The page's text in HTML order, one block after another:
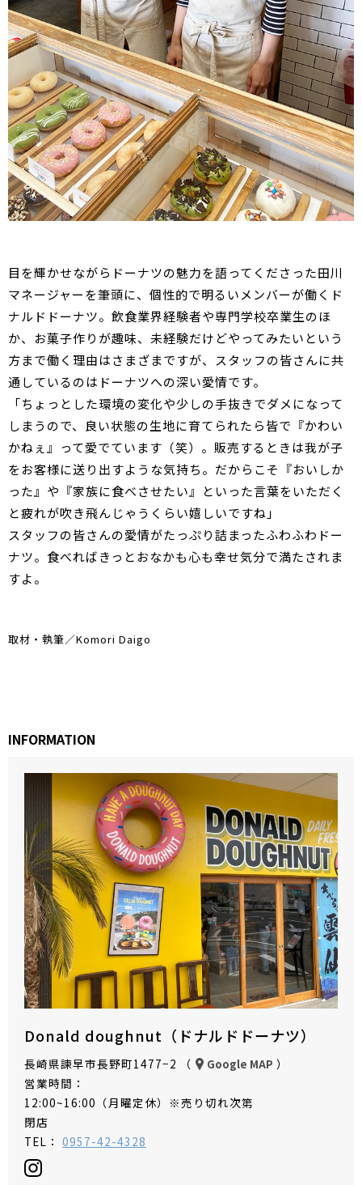
目を輝かせながらドーナツの魅力を語ってくださった田川
マネージャーを筆頭に、個性的で明るいメンバーが働くド
ナルドドーナツ。飲食業界経験者や専門学校卒業生のほ
か、お菓子作りが趣味、未経験だけどやってみたいという
方まで働く理由はさまざまですが、スタッフの皆さんに共
通しているのはドーナツへの深い愛情です。
「ちょっとした環境の変化や少しの手抜きでダメになって
しまうので、良い状態の生地に育てられたら皆で『かわい
かねぇ』って愛でています（笑）。販売するときは我が子
をお客様に送り出すような気持ち。だからこそ『おいしか
った』や『家族に食べさせたい』といった言葉をいただく
と疲れが吹き飛んじゃうくらい嬉しいですね」
スタッフの皆さんの愛情がたっぷり詰まったふわふわドー
ナツ。食べればきっとおなかも心も幸せ気分で満たされま
すよ。
取材・執筆／Komori Daigo
INFORMATION
Donald doughnut（ドナルドドーナツ）
長崎県諫早市長野町1477−2 （ Google MAP ）
営業時間：
12:00~16:00（月曜定休）※売り切れ次第
閉店
TEL： 0957-42-4328